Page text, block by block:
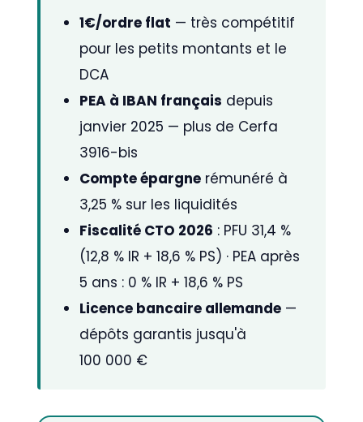
1€/ordre flat — très compétitif
pour les petits montants et le
DCA
PEA à IBAN français depuis
janvier 2025 — plus de Cerfa
3916-bis
Compte épargne rémunéré à
3,25 % sur les liquidités
Fiscalité CTO 2026 : PFU 31,4 %
(12,8 % IR + 18,6 % PS) · PEA après
5 ans : 0 % IR + 18,6 % PS
Licence bancaire allemande —
dépôts garantis jusqu'à
100 000 €